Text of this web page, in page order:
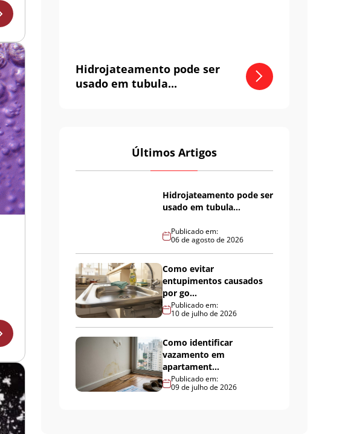
Hidrojateamento pode ser
usado em tubula...
Últimos Artigos
Hidrojateamento pode ser
usado em tubula...
Publicado em:
06 de agosto de 2026
Como evitar
entupimentos causados
por go...
Publicado em:
10 de julho de 2026
Como identificar
vazamento em
apartament...
Publicado em:
09 de julho de 2026